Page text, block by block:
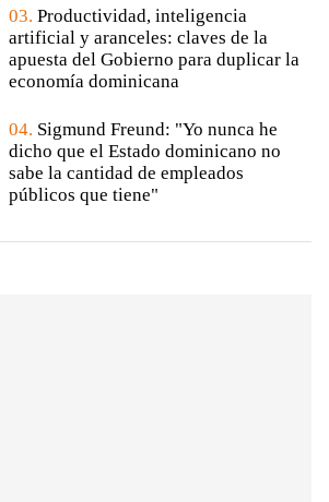
03. Productividad, inteligencia
artificial y aranceles: claves de la
apuesta del Gobierno para duplicar la
economía dominicana
04. Sigmund Freund: "Yo nunca he
dicho que el Estado dominicano no
sabe la cantidad de empleados
públicos que tiene"